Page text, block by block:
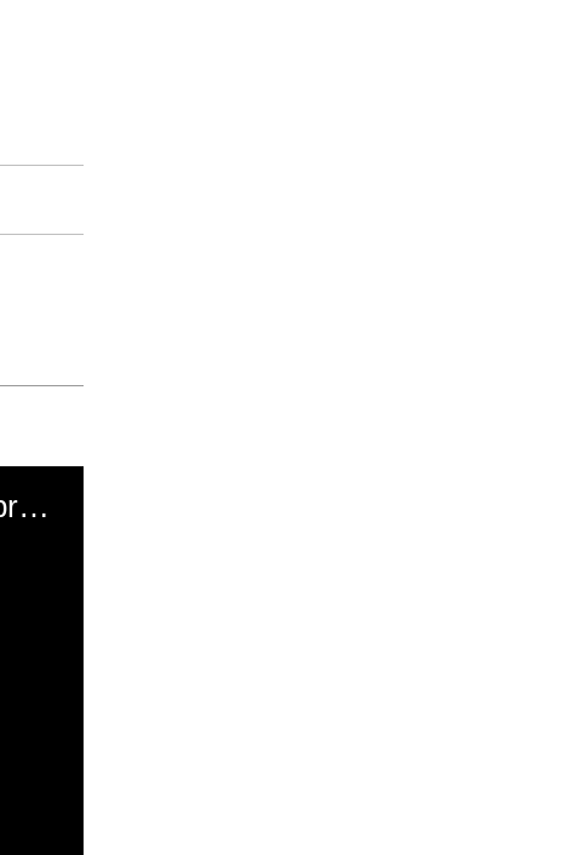
El mal momento de Yanina Gasañol con un hincha argentino en "Subrayado"